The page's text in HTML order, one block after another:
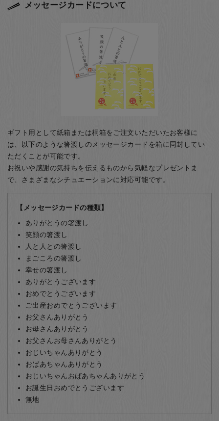
メッセージカードについて
ギフト用として紙箱または桐箱をご注文いただいたお客様に
は、以下のような箸渡しのメッセージカードを箱に同封してい
ただくことが可能です。
お祝いや感謝の気持ちを伝えるものから気軽なプレゼントま
で、さまざまなシチュエーションに対応可能です。
【メッセージカードの種類】
ありがとうの箸渡し
笑顔の箸渡し
人と人との箸渡し
まごころの箸渡し
幸せの箸渡し
ありがとうございます
おめでとうございます
ご出産おめでとうございます
お父さんありがとう
お母さんありがとう
お父さんお母さんありがとう
おじいちゃんありがとう
おばあちゃんありがとう
おじいちゃんおばあちゃんありがとう
お誕生日おめでとうございます
無地